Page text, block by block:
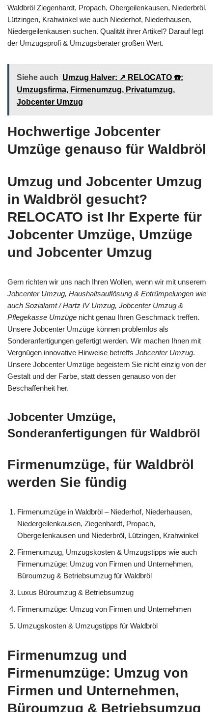
Waldbröl Ziegenhardt, Propach, Obergeilenkausen, Niederbröl,
Lützingen, Krahwinkel wie auch Niederhof, Niederhausen,
Niedergeilenkausen suchen. Qualität ihrer Artikel? Darauf legt
der Umzugsprofi & Umzugsberater großen Wert.
Siehe auch Umzug Halver: ↗️ RELOCATO ☎️:
Umzugsfirma, Firmenumzug, Privatumzug,
Jobcenter Umzug
Hochwertige Jobcenter
Umzüge genauso für Waldbröl
Umzug und Jobcenter Umzug
in Waldbröl gesucht?
RELOCATO ist Ihr Experte für
Jobcenter Umzüge, Umzüge
und Jobcenter Umzug
Gern richten wir uns nach Ihren Wollen, wenn wir mit unserem
Jobcenter Umzug, Haushaltsauflösung & Entrümpelungen wie
auch Sozialamt / Hartz IV Umzug, Jobcenter Umzug &
Pflegekasse Umzüge nicht genau Ihren Geschmack treffen.
Unsere Jobcenter Umzüge können problemlos als
Sonderanfertigungen gefertigt werden. Wir machen Ihnen mit
Vergnügen innovative Hinweise betreffs Jobcenter Umzug.
Unsere Jobcenter Umzüge begeistern Sie nicht einzig von der
Gestalt und der Farbe, statt dessen genauso von der
Beschaffenheit her.
Jobcenter Umzüge,
Sonderanfertigungen für Waldbröl
Firmenumzüge, für Waldbröl
werden Sie fündig
Firmenumzüge in Waldbröl – Niederhof, Niederhausen,
Niedergeilenkausen, Ziegenhardt, Propach,
Obergeilenkausen und Niederbröl, Lützingen, Krahwinkel
Firmenumzug, Umzugskosten & Umzugstipps wie auch
Firmenumzüge: Umzug von Firmen und Unternehmen,
Büroumzug & Betriebsumzug für Waldbröl
Luxus Büroumzug & Betriebsumzug
Firmenumzüge: Umzug von Firmen und Unternehmen
Umzugskosten & Umzugstipps für Waldbröl
Firmenumzug und
Firmenumzüge: Umzug von
Firmen und Unternehmen,
Büroumzug & Betriebsumzug